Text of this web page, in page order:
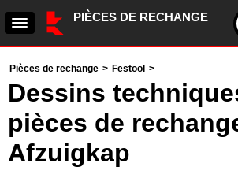
PIÈCES DE RECHANGE
Pièces de rechange > Festool >
Dessins
pièces de
Afzuigkap